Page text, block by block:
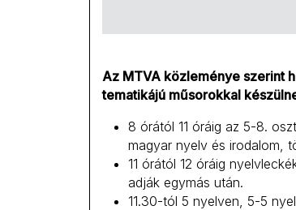
Az MTVA közleménye szerint
tematikájú műsorokkal
8 órától 11 óráig az 5-8.
magyar nyelv és irodalom,
11 órától 12 óráig
adják egymás után.
11.30-tól 5 nyelven, 5-5